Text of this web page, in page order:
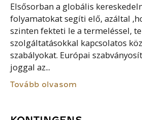
Elsősorban a globális
folyamatokat segíti elő, azáltal
szinten fekteti le a termeléssel,
szolgáltatásokkal kapcsolatos
szabályokat. Európai
joggal az...
Tovább olvasom